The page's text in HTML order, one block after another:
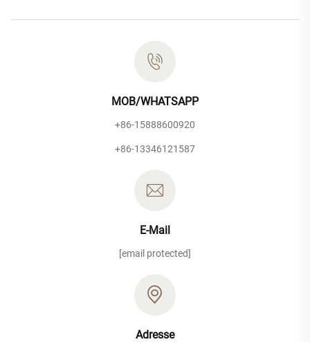
MOB/WHATSAPP
+86-15888600920
+86-13346121587
E-Mail
[email protected]
Adresse